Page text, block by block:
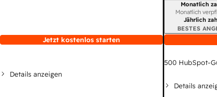
Jetzt kostenlos starten
Details anzeigen
Monatlich
Monatlich
Jährlich
BESTES
500 HubSpot-
Details